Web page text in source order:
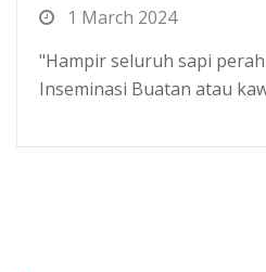
1 March 2024
"Hampir seluruh sapi
Inseminasi Buatan atau